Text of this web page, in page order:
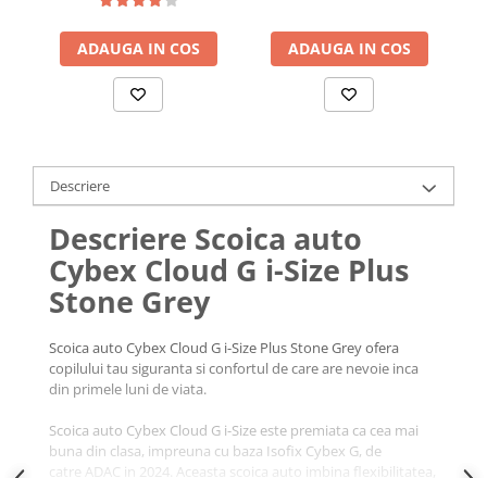
ADAUGA IN COS ADAUGA IN COS
Descriere
Descriere Scoica auto
Cybex Cloud G i-Size Plus
Stone Grey
Scoica auto Cybex Cloud G i-Size Plus Stone Grey ofera
copilului tau siguranta si confortul de care are nevoie inca
din primele luni de viata.
Scoica auto Cybex Cloud G i-Size este premiata ca cea mai
buna din clasa, impreuna cu baza Isofix Cybex G, de
catre ADAC in 2024. Aceasta scoica auto imbina flexibilitatea,